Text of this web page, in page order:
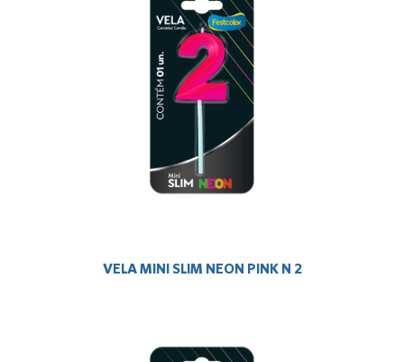
VELA MINI SLIM NEON PINK N 2